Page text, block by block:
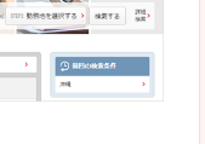
さめで、少し見づらい